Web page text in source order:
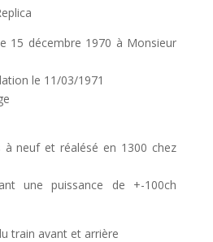
15 décembre 1970 à Monsieur
le 11/03/1971
neuf et réalésé en 1300 chez
une puissance de +-100ch
train avant et arrière